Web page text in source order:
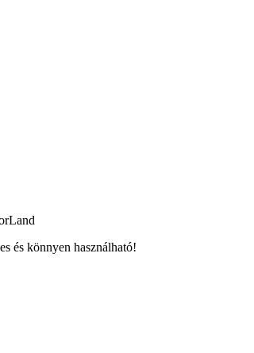
és könnyen használható!